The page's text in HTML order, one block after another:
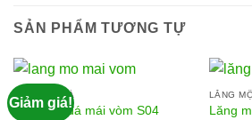
SẢN PHẨM TƯƠNG TỰ
Giảm giá!
LĂNG MỘ ĐÁ
Lăng mộ đá mái vòm S04
LĂNG
Lăng